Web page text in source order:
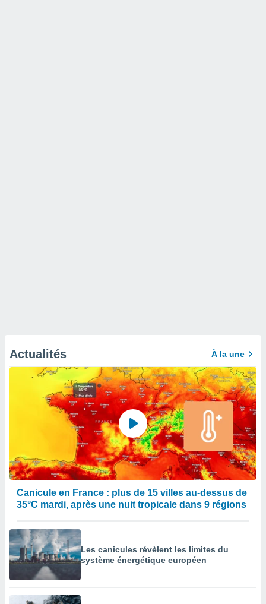
Actualités À la une
Canicule en France : plus de 15 villes au-dessus de
35°C mardi, après une nuit tropicale dans 9 régions
Les canicules révèlent les limites du
système énergétique européen